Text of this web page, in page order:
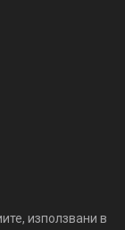
използвани в